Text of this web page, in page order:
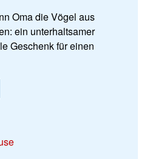
Oma die Vögel aus
ein unterhaltsamer
Geschenk für einen